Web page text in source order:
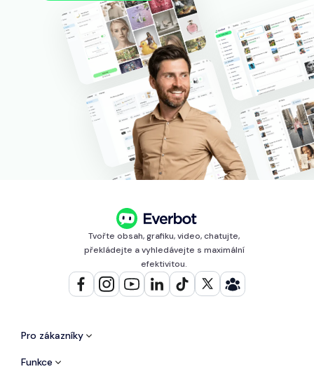
Tvořte obsah, grafiku, video, chatujte,
překládejte a vyhledávejte s maximální
efektivitou.
Pro zákazníky
Funkce